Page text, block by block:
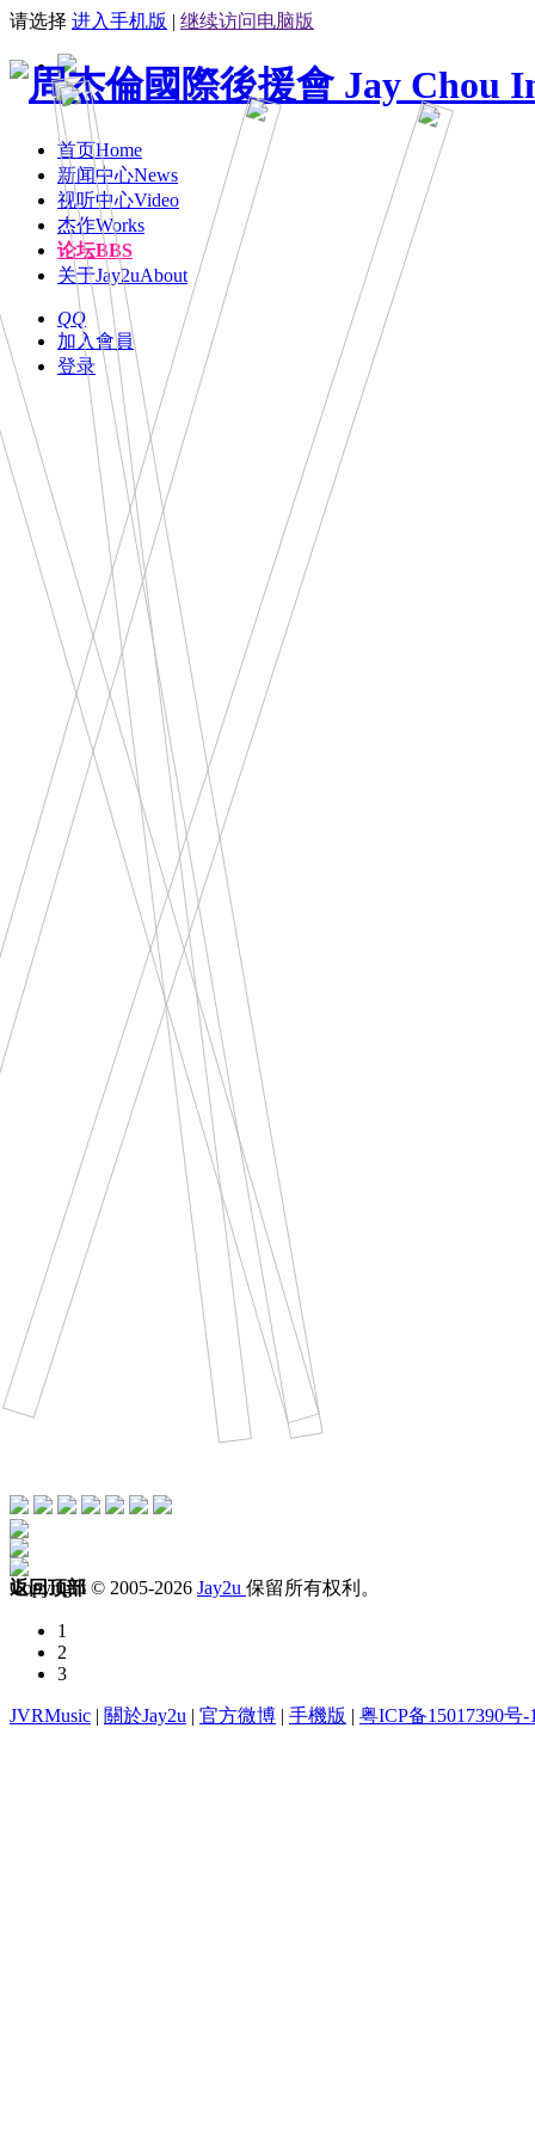
请选择 进入手机版 | 继续访问电脑版
首页Home
新闻中心News
视听中心Video
杰作Works
论坛BBS
关于Jay2uAbout
QQ
加入會員
登录
Copyright © 2005-2026 Jay2u 保留所有权利。
1
2
3
JVRMusic | 關於Jay2u | 官方微博 | 手機版 | 粤ICP备15017390号-
返回顶部